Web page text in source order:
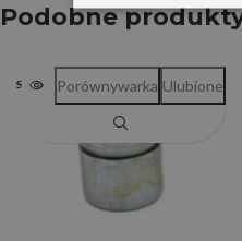
Podobne
SOLD OUTPorównywarka Ulubione